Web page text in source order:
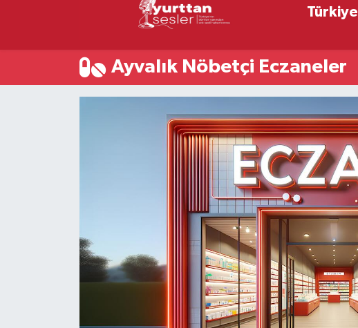
Türkiye
Ayvalık Nöbetçi Eczaneler
Süper Lig Puan Durumu ve Fikstür
Son Dakika Haberleri